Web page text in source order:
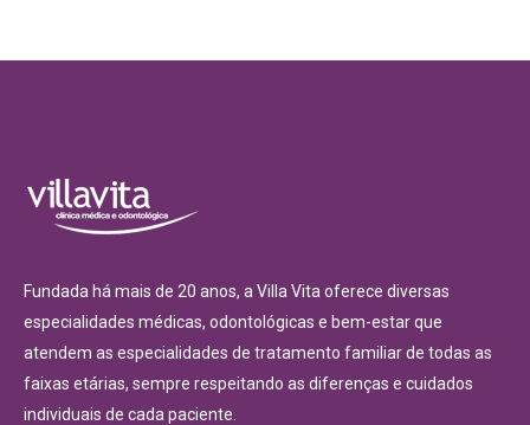
Fundada há mais de 20 anos, a Villa Vita oferece diversas
especialidades médicas, odontológicas e bem-estar que
atendem as especialidades de tratamento familiar de todas as
faixas etárias, sempre respeitando as diferenças e cuidados
individuais de cada paciente.